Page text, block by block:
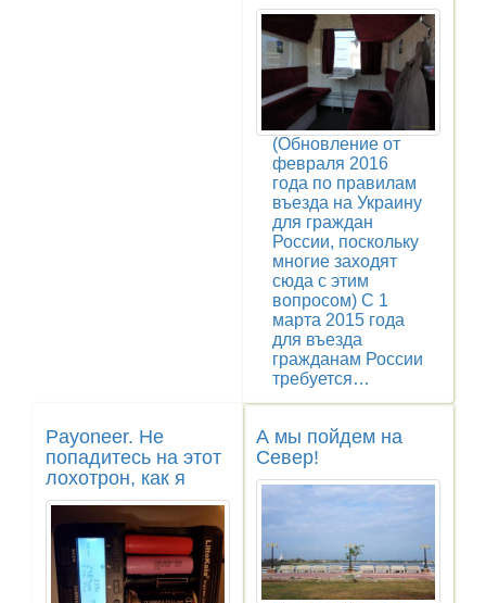
(Обновление от
февраля 2016
года по правилам
въезда на Украину
для граждан
России, поскольку
многие заходят
сюда с этим
вопросом) С 1
марта 2015 года
для въезда
гражданам России
требуется…
Payoneer. Не
попадитесь на этот
лохотрон, как я
А мы пойдем на
Север!